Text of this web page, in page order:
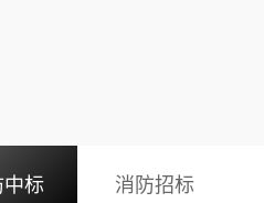
标 消防招标